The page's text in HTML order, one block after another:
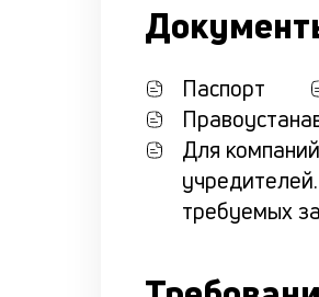
Паспорт
Для
требуемых